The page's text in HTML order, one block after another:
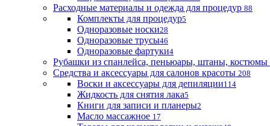
Расходные материалы и одежда для процедур 88
Комплекты для процедур5
Одноразовые носки28
Одноразовые трусы46
Одноразовые фартуки4
Рубашки из спанлейса, пеньюары, штаны, костюмы
Средства и аксессуары для салонов красоты 208
Воски и аксессуары для депиляции114
Жидкость для снятия лака5
Книги для записи и планеры2
Масло массажное 17